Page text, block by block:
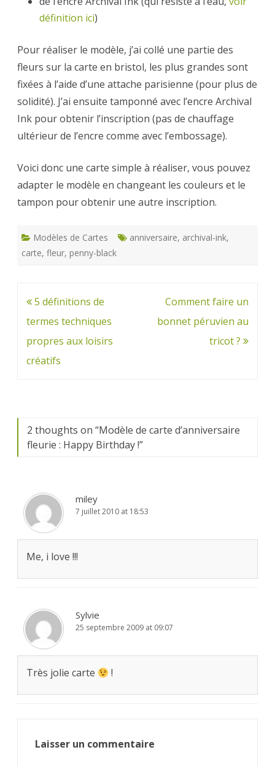
définition ici)
Pour réaliser le modèle, j’ai collé une partie des
fleurs sur la carte en bristol, les plus grandes sont
fixées à l’aide d’une attache parisienne (pour plus de
solidité). J’ai ensuite tamponné avec l’encre Archival
Ink pour obtenir l’inscription (pas de chauffage
ultérieur de l’encre comme avec l’embossage).
Voici donc une carte simple à réaliser, vous pouvez
adapter le modèle en changeant les couleurs et le
tampon pour obtenir une autre inscription.
Modèles de Cartes anniversaire, archival-ink,
carte, fleur, penny-black
Navigation
de
l’article
5 définitions de
termes techniques
propres aux loisirs
créatifs
Comment faire un
bonnet péruvien au
tricot ?
2 thoughts on “Modèle de carte d’anniversaire
fleurie : Happy Birthday !”
miley
7 juillet 2010 at 18:53
Me, i love !!!
Sylvie
25 septembre 2009 at 09:07
Très jolie carte !
Laisser un commentaire